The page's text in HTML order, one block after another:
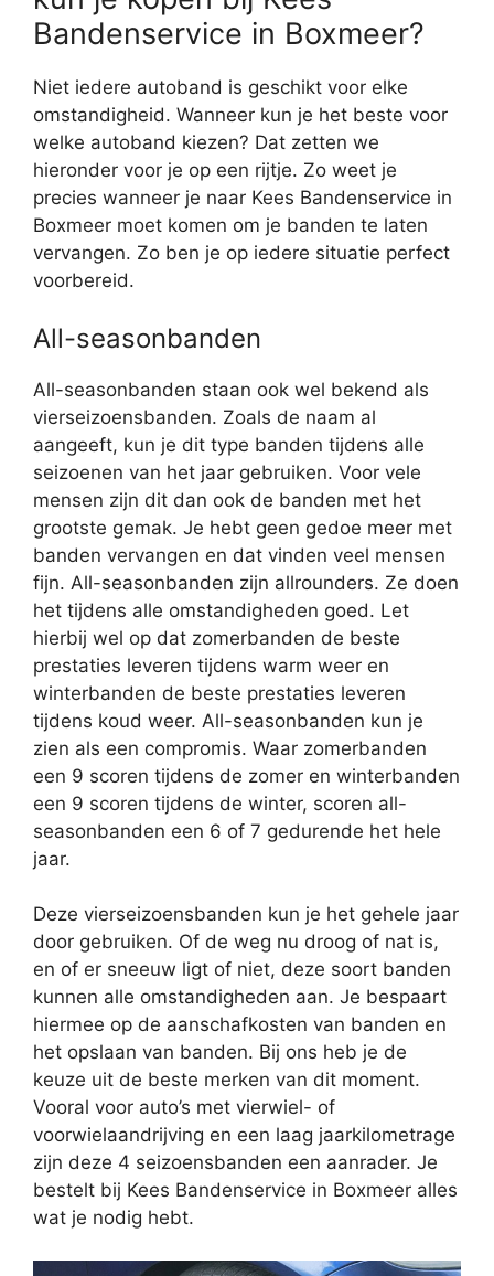
Bandenservice in Boxmeer?
Niet iedere autoband is geschikt voor elke
omstandigheid. Wanneer kun je het beste voor
welke autoband kiezen? Dat zetten we
hieronder voor je op een rijtje. Zo weet je
precies wanneer je naar Kees Bandenservice in
Boxmeer moet komen om je banden te laten
vervangen. Zo ben je op iedere situatie perfect
voorbereid.
All-seasonbanden
All-seasonbanden staan ook wel bekend als
vierseizoensbanden. Zoals de naam al
aangeeft, kun je dit type banden tijdens alle
seizoenen van het jaar gebruiken. Voor vele
mensen zijn dit dan ook de banden met het
grootste gemak. Je hebt geen gedoe meer met
banden vervangen en dat vinden veel mensen
fijn. All-seasonbanden zijn allrounders. Ze doen
het tijdens alle omstandigheden goed. Let
hierbij wel op dat zomerbanden de beste
prestaties leveren tijdens warm weer en
winterbanden de beste prestaties leveren
tijdens koud weer. All-seasonbanden kun je
zien als een compromis. Waar zomerbanden
een 9 scoren tijdens de zomer en winterbanden
een 9 scoren tijdens de winter, scoren all-
seasonbanden een 6 of 7 gedurende het hele
jaar.
Deze vierseizoensbanden kun je het gehele jaar
door gebruiken. Of de weg nu droog of nat is,
en of er sneeuw ligt of niet, deze soort banden
kunnen alle omstandigheden aan. Je bespaart
hiermee op de aanschafkosten van banden en
het opslaan van banden. Bij ons heb je de
keuze uit de beste merken van dit moment.
Vooral voor auto’s met vierwiel- of
voorwielaandrijving en een laag jaarkilometrage
zijn deze 4 seizoensbanden een aanrader. Je
bestelt bij Kees Bandenservice in Boxmeer alles
wat je nodig hebt.